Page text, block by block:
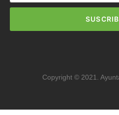
Copyright © 2021.